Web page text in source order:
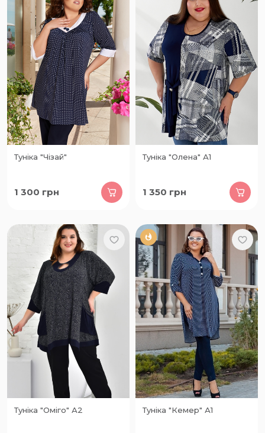
Туніка "Чізай"
1 300 грн
Туніка "Олена" А1
1 350 грн
Туніка "Оміго" А2 Туніка "Кемер" А1